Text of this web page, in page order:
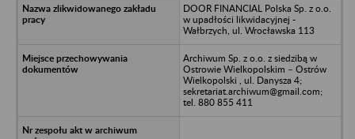
DOOR FINANCIAL Polska Sp. z o.o.
w upadłości likwidacyjnej -
Wałbrzych, ul. Wrocławska 113
Archiwum Sp. z o.o. z siedzibą w
Ostrowie Wielkopolskim – Ostrów
Wielkopolski , ul. Danysza 4;
sekretariat.archiwum@gmail.com;
tel. 880 855 411